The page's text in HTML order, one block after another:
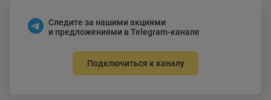
Следите за нашими акциями
и предложениями в Telegram-канале
Подключиться к каналу